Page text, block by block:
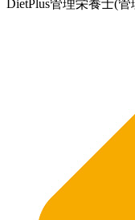
DietPlus管理栄養士(管